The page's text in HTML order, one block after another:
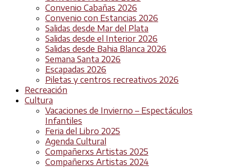
Convenio Cabañas 2026
Convenio con Estancias 2026
Salidas desde Mar del Plata
Salidas desde el Interior 2026
Salidas desde Bahia Blanca 2026
Semana Santa 2026
Escapadas 2026
Piletas y centros recreativos 2026
Recreación
Cultura
Vacaciones de Invierno – Espectáculos
Infantiles
Feria del Libro 2025
Agenda Cultural
Compañerxs Artistas 2025
Compañerxs Artistas 2024